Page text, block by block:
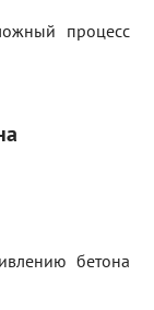
процесс
бетона